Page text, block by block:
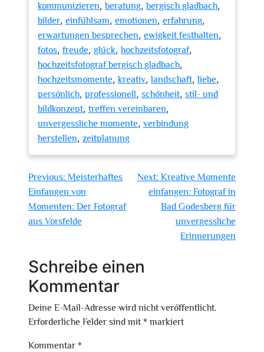
kommunizieren,beratung,bergisch gladbach,
bilder, einfühlsam, emotionen, erfahrung,
erwartungen besprechen, ewigkeit festhalten,
fotos, freude, glück,hochzeitsfotograf,
hochzeitsfotograf bergisch gladbach,
hochzeitsmomente,kreativ,landschaft,liebe,
persönlich, professionell, schönheit, stil- und
bildkonzept, treffen vereinbaren,
unvergessliche momente, verbindung
herstellen, zeitplanung
Beitragsnavigation
Previous: Meisterhaftes
Einfangen von
Momenten: Der Fotograf
aus Vorsfelde
Next: Kreative Momente
einfangen: Fotograf in
Bad Godesberg für
unvergessliche
Erinnerungen
Schreibe einen
Kommentar
Deine E-Mail-Adresse wird nicht veröffentlicht.
Erforderliche Felder sind mit * markiert
Kommentar *